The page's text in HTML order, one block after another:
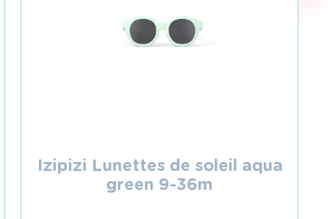
Izipizi Lunettes de soleil aqua
green 9-36m